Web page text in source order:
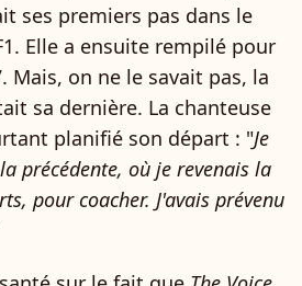
ses premiers pas dans le
Elle a ensuite rempilé pour
Mais, on ne le savait pas, la
sa dernière. La chanteuse
planifié son départ : "Je
précédente, où je revenais la
pour coacher. J'avais prévenu